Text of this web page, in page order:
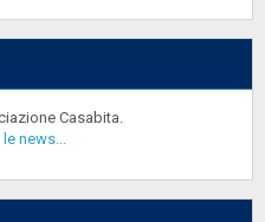
Casabita.
news...